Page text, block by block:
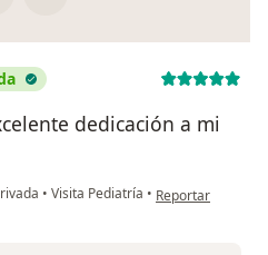
dedicación a mi
• Visita Pediatría • en opinión del
Reportar